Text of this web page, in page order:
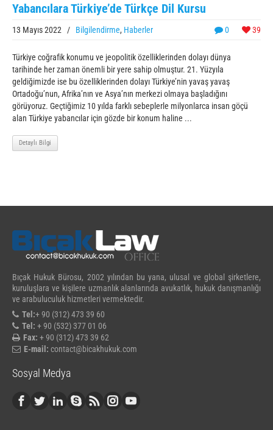
Yabancılara Türkiye’de Türkçe Dil Kursu
0 39
13 Mayıs 2022 / Bilgilendirme, Haberler
Türkiye coğrafik konumu ve jeopolitik özelliklerinden dolayı dünya
tarihinde her zaman önemli bir yere sahip olmuştur. 21. Yüzyıla
geldiğimizde ise bu özelliklerinden dolayı Türkiye’nin yavaş yavaş
Ortadoğu’nun, Afrika’nın ve Asya’nın merkezi olmaya başladığını
görüyoruz. Geçtiğimiz 10 yılda farklı sebeplerle milyonlarca insan göçü
alan Türkiye yabancılar için gözde bir konum haline ...
Detaylı Bilgi
Bıçak Hukuk Bürosu, 2002 yılından bu yana, ulusal ve global şirketlere,
kuruluşlara ve kişilere uzmanlık alanlarında avukatlık, hukuk danışmanlığı
ve arabuluculuk hizmetleri vermektedir.
Tel:+ 90 (312) 473 39 60
Tel: + 90 (532) 377 01 06
Fax: + 90 (312) 473 39 62
E-mail: contact@bicakhukuk.com
Sosyal Medya